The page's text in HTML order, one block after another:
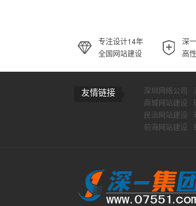
专注设计14年
全国网站建设
深
高
友情链接 深圳网络公司
商城网站建设
民治网站建设
前海网站建设